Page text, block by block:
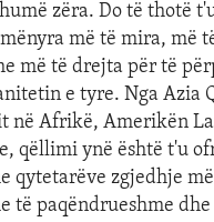
zëra. Do të thotë
më të mira, më
më të drejta për të
e tyre. Nga Azia
në Afrikë, Amerikën
qëllimi ynë është t'u
qytetarëve zgjedhje
të paqëndrueshme